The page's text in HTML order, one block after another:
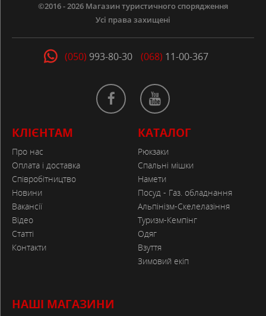
©2016 - 2026 Магазин туристичного спорядження
Усі права захищені
(050) 993-80-30 (068) 11-00-367
КЛІЄНТАМ
Про нас
Оплата і доставка
Співробітництво
Новини
Вакансії
Відео
Статті
Контакти
КАТАЛОГ
Рюкзаки
Спальні мішки
Намети
Посуд - Газ. обладнання
Альпінізм-Скелелазіння
Туризм-Кемпінг
Одяг
Взуття
Зимовий екіп
НАШІ МАГАЗИНИ